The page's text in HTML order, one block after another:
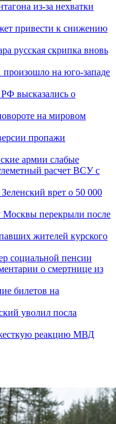
из-за нехватки
привести к снижению
русская скрипка вновь
произошло на юго-западе
высказались о
на мировом
пропажи
армии слабые
расчет ВСУ с
врет о 50 000
Москвы перекрыли после
жителей курского
социальной пенсии
о смертнице из
билетов на
уволил посла
реакцию МВД